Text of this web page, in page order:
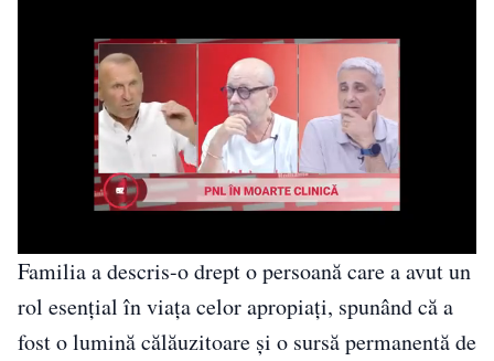
Familia a descris-o drept o persoană care a avut un
rol esențial în viața celor apropiați, spunând că a
fost o lumină călăuzitoare și o sursă permanentă de